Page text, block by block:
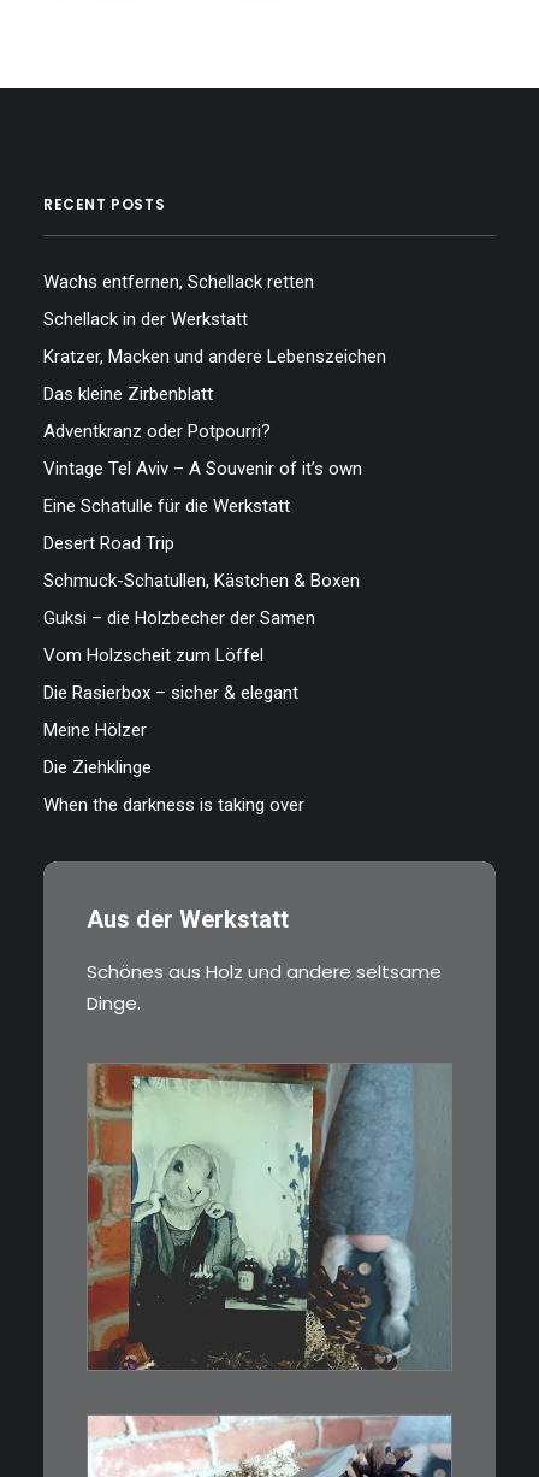
RECENT POSTS
Wachs entfernen, Schellack retten
Schellack in der Werkstatt
Kratzer, Macken und andere Lebenszeichen
Das kleine Zirbenblatt
Adventkranz oder Potpourri?
Vintage Tel Aviv – A Souvenir of it’s own
Eine Schatulle für die Werkstatt
Desert Road Trip
Schmuck-Schatullen, Kästchen & Boxen
Guksi – die Holzbecher der Samen
Vom Holzscheit zum Löffel
Die Rasierbox – sicher & elegant
Meine Hölzer
Die Ziehklinge
When the darkness is taking over
Aus der Werkstatt
Schönes aus Holz und andere seltsame
Dinge.
€3,00
Limitierte Auflage. Original:
Abzug von…